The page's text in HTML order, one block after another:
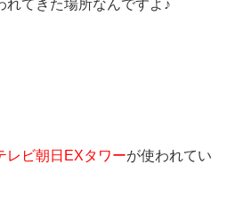
れてきた場所なんですよ♪
レビ朝日EXタワーが使われてい